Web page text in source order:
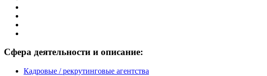
Сфера деятельности и описание:
Кадровые / рекрутинговые агентства